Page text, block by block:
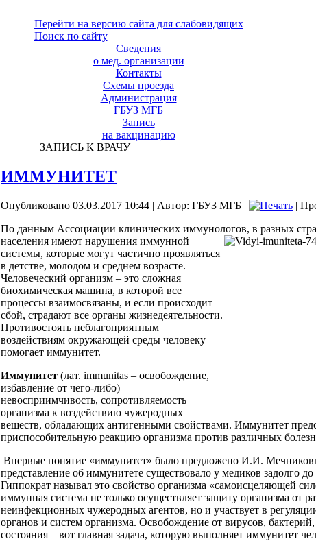
Перейти на версию сайта для слабовидящих
Поиск по сайту
Сведения
о мед. организации
Контакты
Схемы проезда
Администрация
ГБУЗ МГБ
Запись
на вакцинацию
ЗАПИСЬ К ВРАЧУ
ИММУНИТЕТ
Опубликовано 03.03.2017 10:44 | Автор: ГБУЗ МГБ |
|
По данным Ассоциации клинических иммунологов, в разных
населения имеют нарушения иммунной
системы, которые могут частично проявляться
в детстве, молодом и среднем возрасте.
Человеческий организм – это сложная
биохимическая машина, в которой все
процессы взаимосвязаны, и если происходит
сбой, страдают все органы жизнедеятельности.
Противостоять неблагоприятным
воздействиям окружающей среды человеку
помогает иммунитет.
Иммунитет (лат. immunitas – освобождение,
избавление от чего-либо) –
невосприимчивость, сопротивляемость
организма к воздействию чужеродных
веществ, обладающих антигенными свойствами. Иммунитет
приспособительную реакцию организма против различных
Впервые понятие «иммунитет» было предложено И.И.
представление об иммунитете существовало у медиков задолго
Гиппократ называл это свойство организма «самоисцеляющей
иммунная система не только осуществляет защиту организма от
неинфекционных чужеродных агентов, но и участвует в
органов и систем организма. Освобождение от вирусов,
состояния – вот главная задача, которую выполняет иммунитет